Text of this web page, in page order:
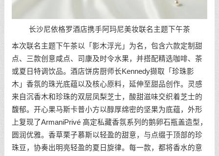
长沙尼依格罗酒店携手阿玛尼美妆联名主题下午茶
本次联名主题下午茶以「影木浮光」为名，包含六款定制甜
点、三款创意咸点、司康及时令水果，并搭配精选咖啡、茶
或夏日特调饮品。酒店饼房厨师长Kennedy撷取「珍珠影
木」香氛的珠光底蕴以及核心原料，延伸至甜品创作。灵感
来自沉香木和珍珠的双层凤梨芝士，酸甜滋味交织着芝士的
馥郁。开心果马斯卡普小方以醇厚绵密的坚果为底蕴，外形
上复现了ArmaniPrivé 高定私藏香氛系列的鹅卵石瓶盖造型，
圆润优雅。香草栗子慕斯以轻盈的甜意，与点缀于顶部的珍
珠豆，协奏出明亮轻盈的夏日旋律。每一款，都将香水的意